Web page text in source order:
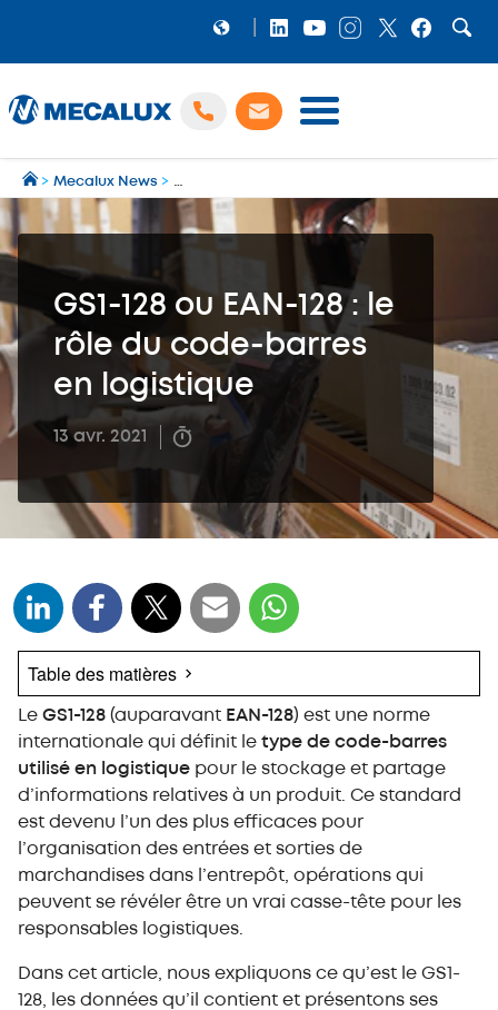
LOGICIELS
MECALUX NEWS
NOS RÉFÉRENCES
SHOWROOM
MECALUX LAB
ENTREPRISE
> Mecalux News >
GS1-128 ou EAN-128 : le
rôle du code-barres
en logistique
13 avr. 2021
Table des matières
Qu’est-ce que le GS1-128 / EAN-128 ?
Quelles informations contient une étiquette
GS1-128 ?
Informations lisibles par une personne
Code SSCC
Code-barres
Emplacement de l’étiquette GS1-128
Emplacement de l’étiquette GS1-128 sur une palette
Emplacement sur un bac ou une palette
Du PIE au picking : application du GS1-128 en
logistique
Le GS1-128 (auparavant EAN-128) est une norme
internationale qui définit le type de code-barres
utilisé en logistique pour le stockage et partage
d’informations relatives à un produit. Ce standard
est devenu l’un des plus efficaces pour
l’organisation des entrées et sorties de
marchandises dans l’entrepôt, opérations qui
peuvent se révéler être un vrai casse-tête pour les
responsables logistiques.
Dans cet article, nous expliquons ce qu’est le GS1-
128, les données qu’il contient et présentons ses